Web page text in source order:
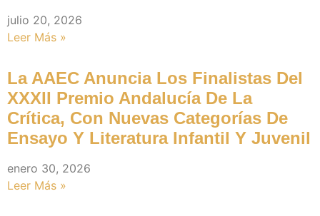
julio 20, 2026
Leer Más »
La AAEC Anuncia Los Finalistas Del
XXXII Premio Andalucía De La
Crítica, Con Nuevas Categorías De
Ensayo Y Literatura Infantil Y Juvenil
enero 30, 2026
Leer Más »